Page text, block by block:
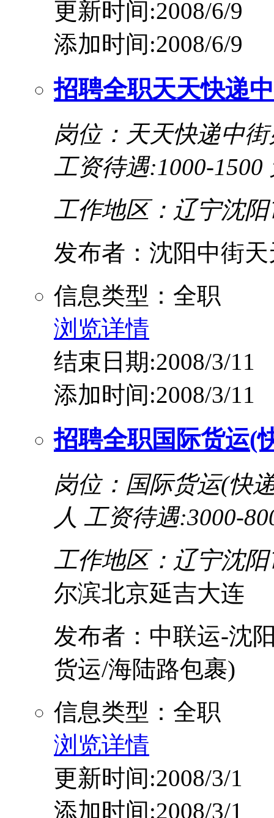
更新时间:2008/6/9
添加时间:2008/6/9
招聘全职天天快递
岗位：天天快递中
工资待遇:1000-1500
工作地区：辽宁沈
发布者：沈阳中街
信息类型：全职
浏览详情
结束日期:2008/3/11
添加时间:2008/3/11
招聘全职国际货运(
岗位：国际货运(快
人 工资待遇:3000-
工作地区：辽宁沈
尔滨北京延吉大连
发布者：中联运-沈
货运/海陆路包裹)
信息类型：全职
浏览详情
更新时间:2008/3/1
添加时间:2008/3/1